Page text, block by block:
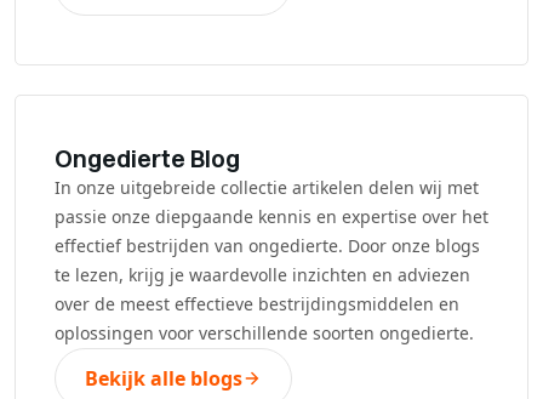
Ongedierte Blog
In onze uitgebreide collectie artikelen delen wij met
passie onze diepgaande kennis en expertise over het
effectief bestrijden van ongedierte. Door onze blogs
te lezen, krijg je waardevolle inzichten en adviezen
over de meest effectieve bestrijdingsmiddelen en
oplossingen voor verschillende soorten ongedierte.
Bekijk alle blogs